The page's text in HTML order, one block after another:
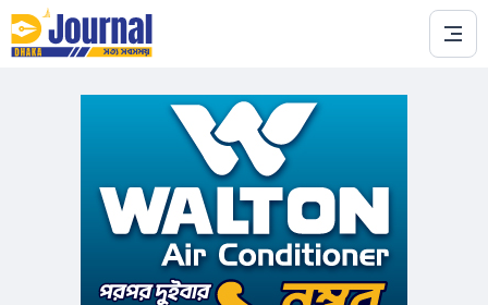
Skip to main content